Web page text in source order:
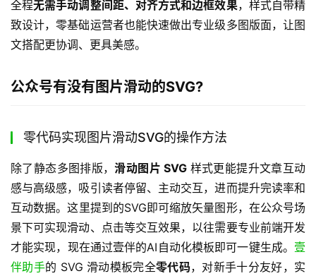
全程无需手动调整间距、对齐方式和边框效果，样式自带精
致设计，零基础运营者也能快速做出专业级多图版面，让图
文搭配更协调、更具美感。
公众号有没有图片滑动的SVG?
零代码实现图片滑动SVG的操作方法
除了静态多图排版，滑动图片 SVG 样式更能提升文章互动
感与高级感，吸引读者停留、主动交互，进而提升完读率和
互动数据。这里提到的SVG即可缩放矢量图形，在公众号场
景下可实现滑动、点击等交互效果，以往需要专业前端开发
才能实现，现在通过壹伴的AI自动化模板即可一键生成。 壹
伴助手的 SVG 滑动模板完全零代码，对新手十分友好，实